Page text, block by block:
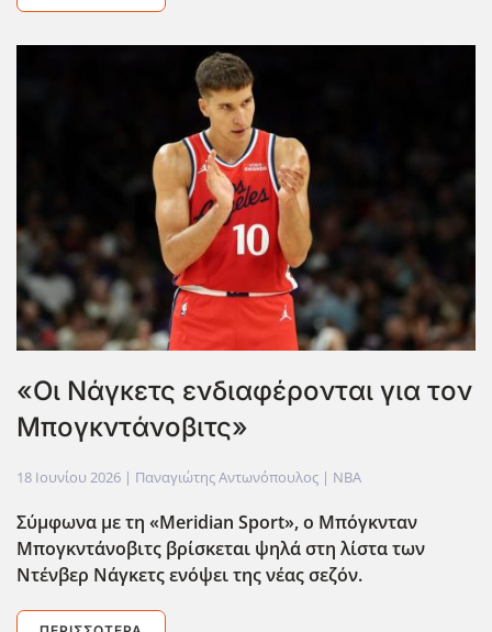
«Οι Νάγκετς ενδιαφέρονται για τον
Μπογκντάνοβιτς»
18 Ιουνίου 2026 | Παναγιώτης Αντωνόπουλος | NBA
Σύμφωνα με τη «Meridian Sport», ο Μπόγκνταν
Μπογκντάνοβιτς βρίσκεται ψηλά στη λίστα των
Ντένβερ Νάγκετς ενόψει της νέας σεζόν.